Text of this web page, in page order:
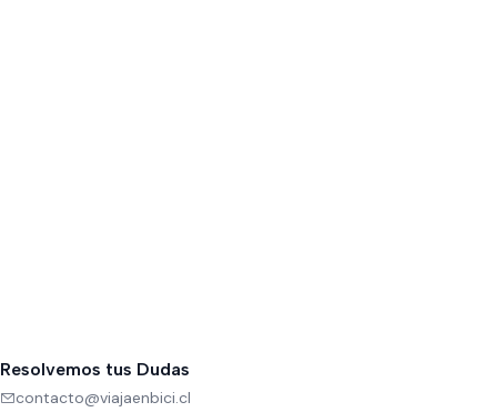
Resolvemos tus Dudas
contacto@viajaenbici.cl